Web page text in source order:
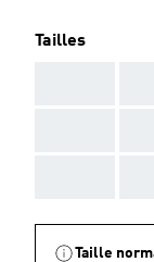
Tailles
Taille